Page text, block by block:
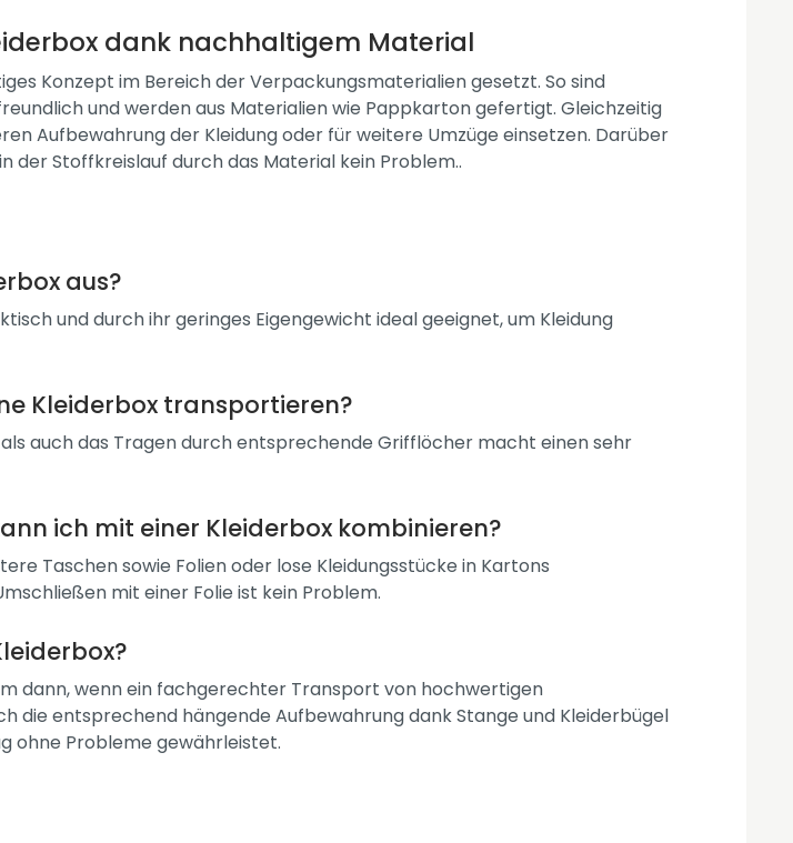
dank nachhaltigem Material
Konzept im Bereich der Verpackungsmaterialien gesetzt. So sind
und werden aus Materialien wie Pappkarton gefertigt. Gleichzeitig
Aufbewahrung der Kleidung oder für weitere Umzüge einsetzen. Darüber
der Stoffkreislauf durch das Material kein Problem..
aus?
und durch ihr geringes Eigengewicht ideal geeignet, um Kleidung
Kleiderbox transportieren?
auch das Tragen durch entsprechende Grifflöcher macht einen sehr
ich mit einer Kleiderbox kombinieren?
Taschen sowie Folien oder lose Kleidungsstücke in Kartons
mit einer Folie ist kein Problem.
dann, wenn ein fachgerechter Transport von hochwertigen
die entsprechend hängende Aufbewahrung dank Stange und Kleiderbügel
ohne Probleme gewährleistet.